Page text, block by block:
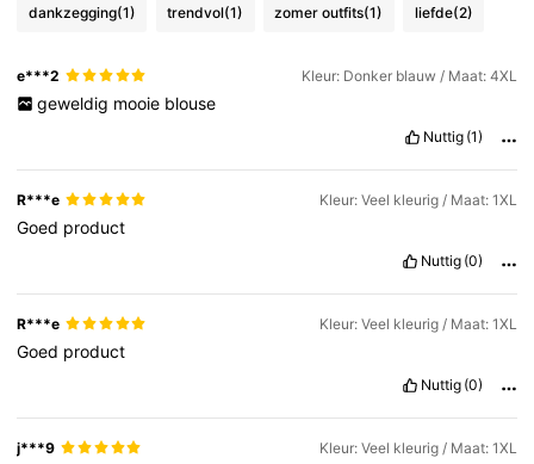
4.84 143K Volgers
4.84
dankzegging(1) trendvol(1) zomer outfits(1) liefde(2)
e***2 Kleur: Donker blauw / Maat: 4XL
geweldig mooie blouse
Nuttig (1)
R***e Kleur: Veel kleurig / Maat: 1XL
Goed product
Nuttig (0)
R***e Kleur: Veel kleurig / Maat: 1XL
Goed product
Nuttig (0)
j***9 Kleur: Veel kleurig / Maat: 1XL